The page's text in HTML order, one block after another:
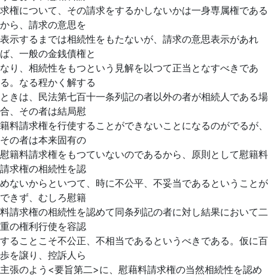
求権について、その請求をするかしないかは一身専属権である
から、請求の意思を
表示するまでは相続性をもたないが、請求の意思表示があれ
ば、一般の金銭債権と
なり、相続性をもつという見解を以つて正当となすべきであ
る。なる程かく解する
ときは、民法第七百十一条列記の者以外の者が相続人である場
合、その者は結局慰
籍料請求権を行使することができないことになるのがでるが、
その者は本来固有の
慰籍料請求権をもつていないのであるから、原則として慰籍料
請求権の相続性を認
めないからといつて、時に不公平、不妥当であるということが
できず、むしろ慰籍
料請求権の相続性を認めて同条列記の者に対し結果において二
重の権利行使を容認
することこそ不公正、不相当であるというべきである。仮に百
歩を譲り、控訴人ら
主張のよう<要旨第二>に、慰藉料請求権の当然相続性を認め